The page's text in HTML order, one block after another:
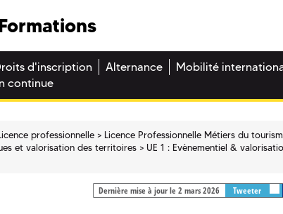
d'inscription Alternance Mobilité
continue
professionnelle
Licence Professionnelle Métiers du
et valorisation des territoires
UE 1 : Evènementiel &
Dernière mise à jour le 2 mars 2026 Tweeter